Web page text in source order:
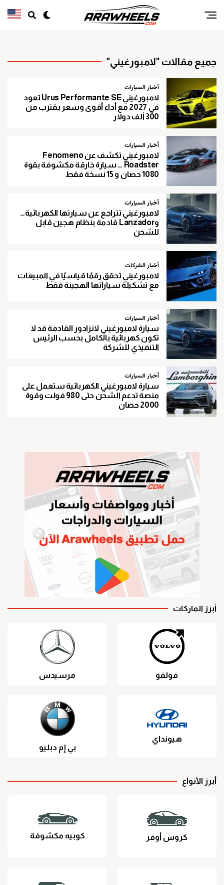
جميع مقالات "لامبورغيني"
أخبار السيارات
لامبورغيني Urus Performante SE تعود
في 2027 مع أداء أقوى وسعر يقترب من
300 ألف دولار
أخبار السيارات
لامبورغيني تكشف عن Fenomeno
Roadster … سيارة خارقة مكشوفة بقوة
1080 حصان و 15 نسخة فقط
أخبار السيارات
لامبورغيني تتراجع عن سيارتها الكهربائية…
وLanzador قادمة بنظام هجين قابل
للشحن
أخبار الشركات
لامبورغيني تحقق رقمًا قياسيًا في المبيعات
مع تشكيلة سياراتها الهجينة فقط
أخبار السيارات
سيارة لامبورغيني لانزادور القادمة قد لا
تكون كهربائية بالكامل بحسب الرئيس
التنفيذي للشركة
أخبار السيارات
سيارة لامبورغيني الكهربائية ستعمل على
منصة تدعم الشحن حتى 980 فولت وقوة
2000 حصان
أبرز الماركات
فولفو مرسيدس
هيونداي
بي إم دبليو
أبرز الأنواع
كروس أوفر كوبيه مكشوفة